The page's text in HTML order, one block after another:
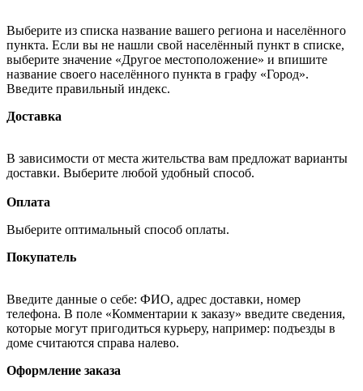
Выберите из списка название вашего региона и населённого
пункта. Если вы не нашли свой населённый пункт в списке,
выберите значение «Другое местоположение» и впишите
название своего населённого пункта в графу «Город».
Введите правильный индекс.
Доставка
В зависимости от места жительства вам предложат варианты
доставки. Выберите любой удобный способ.
Оплата
Выберите оптимальный способ оплаты.
Покупатель
Введите данные о себе: ФИО, адрес доставки, номер
телефона. В поле «Комментарии к заказу» введите сведения,
которые могут пригодиться курьеру, например: подъезды в
доме считаются справа налево.
Оформление заказа